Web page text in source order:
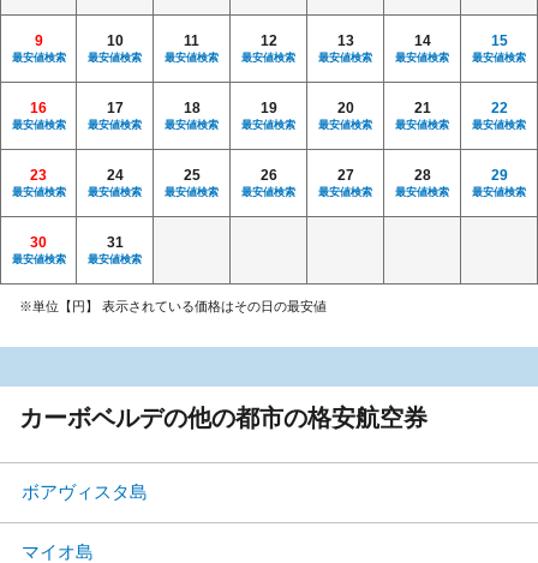
9
最安値検索
10
最安値検索
11
最安値検索
12
最安値検索
13
最安値検索
14
最安値検索
15
最安値検索
16
最安値検索
17
最安値検索
18
最安値検索
19
最安値検索
20
最安値検索
21
最安値検索
22
最安値検索
23
最安値検索
24
最安値検索
25
最安値検索
26
最安値検索
27
最安値検索
28
最安値検索
29
最安値検索
30
最安値検索
31
最安値検索
※単位【円】 表示されている価格はその日の最安値
カーボベルデの他の都市の格安航空券
ボアヴィスタ島
マイオ島